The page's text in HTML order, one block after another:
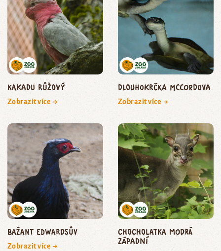
kakadu růžový
Zobrazit více →
dlouhokrčka McCordova
Zobrazit více →
bažant edwardsův
Zobrazit více →
Chocholatka modrá
západní